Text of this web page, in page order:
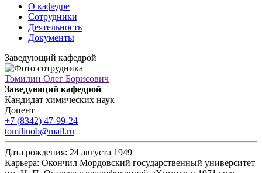
О кафедре
Сотрудники
Деятельность
Документы
Заведующий кафедрой
Томилин Олег Борисович
Заведующий кафедрой
Кандидат химических наук
Доцент
+7 (8342) 47-99-24
tomilinob@mail.ru
Дата рождения: 24 августа 1949
Карьера: Окончил Мордовский государственный университет